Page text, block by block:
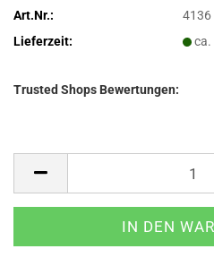
Art.Nr.:
4136
Lieferzeit:
ca.
Trusted Shops Bewertungen: